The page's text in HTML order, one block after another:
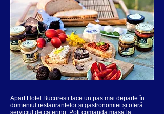
Apart Hotel Bucuresti face un pas mai departe în
domeniul restaurantelor și gastronomiei și oferă
serviciul de catering. Poti comanda masa la